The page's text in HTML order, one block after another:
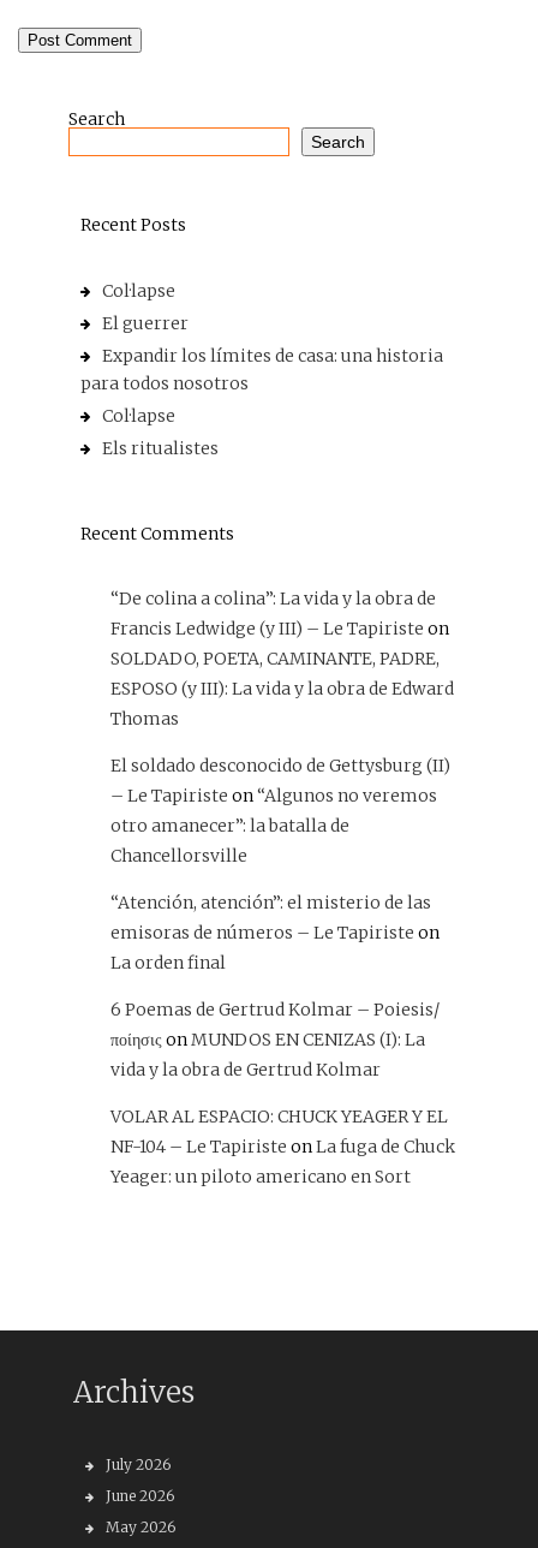
Search
Search
Recent Posts
Col·lapse
El guerrer
Expandir los límites de casa: una historia
para todos nosotros
Col·lapse
Els ritualistes
Recent Comments
“De colina a colina”: La vida y la obra de
Francis Ledwidge (y III) – Le Tapiriste on
SOLDADO, POETA, CAMINANTE, PADRE,
ESPOSO (y III): La vida y la obra de Edward
Thomas
El soldado desconocido de Gettysburg (II)
– Le Tapiriste on“Algunos no veremos
otro amanecer”: la batalla de
Chancellorsville
“Atención, atención”: el misterio de las
emisoras de números – Le Tapiriste on
La orden final
6 Poemas de Gertrud Kolmar – Poiesis/
ποίησις onMUNDOS EN CENIZAS (I): La
vida y la obra de Gertrud Kolmar
VOLAR AL ESPACIO: CHUCK YEAGER Y EL
NF-104 – Le Tapiriste onLa fuga de Chuck
Yeager: un piloto americano en Sort
Archives
July 2026
June 2026
May 2026